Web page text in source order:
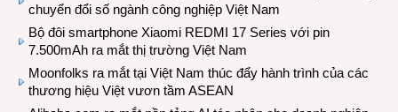
chuyển đổi số ngành công nghiệp Việt Nam
Bộ đôi smartphone Xiaomi REDMI 17 Series với pin
7.500mAh ra mắt thị trường Việt Nam
Moonfolks ra mắt tại Việt Nam thúc đẩy hành trình của các
thương hiệu Việt vươn tầm ASEAN